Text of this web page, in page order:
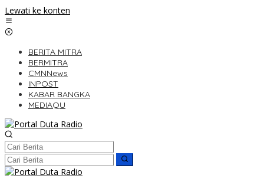
Lewati ke konten
BERITA MITRA
BERMITRA
CMNNews
INPOST
KABAR BANGKA
MEDIAQU